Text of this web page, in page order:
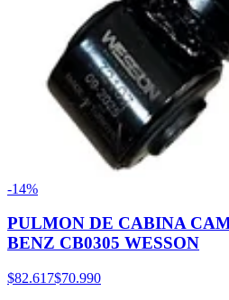
-14%
PULMON DE CABINA
BENZ CB0305 WESSON
$82.617$70.990